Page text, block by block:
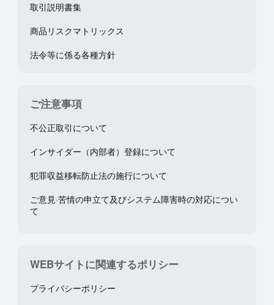
取引説明書集
商品リスクマトリックス
法令等に係る各種方針
ご注意事項
不公正取引について
インサイダー（内部者）登録について
犯罪収益移転防止法の施行について
ご意見·苦情の申立て及びシステム障害時の対応につい
て
WEBサイトに関連するポリシー
プライバシーポリシー